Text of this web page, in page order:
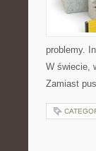
problemy.
W świecie,
Zamiast